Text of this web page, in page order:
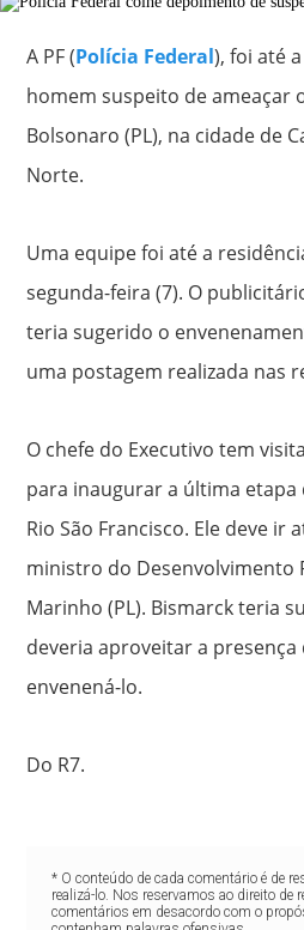
A PF (Polícia Federal), foi até
homem suspeito de ameaçar
Bolsonaro (PL), na cidade de
Norte.
Uma equipe foi até a
segunda-feira (7). O
teria sugerido o
uma postagem realizada nas
O chefe do Executivo tem
para inaugurar a última
Rio São Francisco. Ele deve ir
ministro do Desenvolvimento
Marinho (PL). Bismarck teria
deveria aproveitar a
envenená-lo.
Do R7.
* O conteúdo de cada comentário é de
realizá-lo. Nos reservamos ao direito de
comentários em desacordo com o